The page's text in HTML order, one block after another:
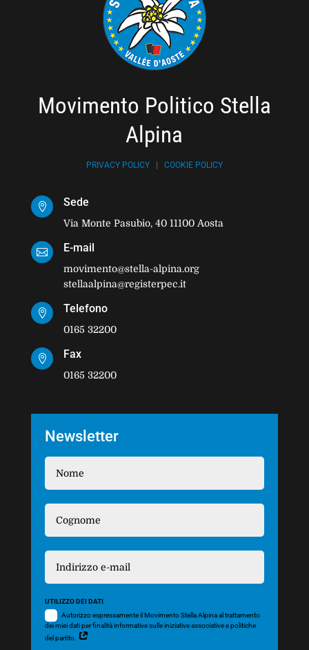
Movimento Politico Stella
Alpina
PRIVACY POLICY| COOKIE POLICY
 Sede
Via Monte Pasubio, 40 11100 Aosta
 E-mail
movimento@stella-alpina.org
stellaalpina@registerpec.it
 Telefono
0165 32200
 Fax
0165 32200
Newsletter
UTILIZZO DEI DATI
Autorizzo espressamente il Movimento Stella Alpina al trattamento
dei miei dati per finalità informative sulle iniziative associative e politiche
del partito.